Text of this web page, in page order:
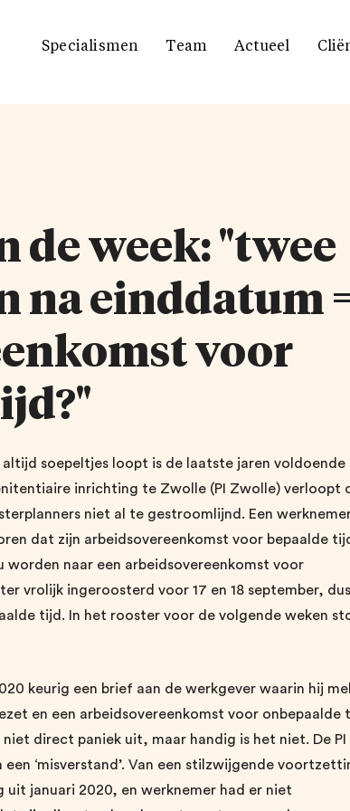
Specialismen Team Actueel
de week: "twee
na einddatum
voor
soepeltjes loopt is de laatste jaren voldoende
inrichting te Zwolle (PI Zwolle) verloopt
niet al te gestroomlijnd. Een
dat zijn arbeidsovereenkomst voor bepaalde
naar een arbeidsovereenkomst voor
vrolijk ingeroosterd voor 17 en 18 september,
tijd. In het rooster voor de volgende weken
keurig een brief aan de werkgever waarin hij
en een arbeidsovereenkomst voor onbepaalde
direct paniek uit, maar handig is het niet. De
‘misverstand’. Van een stilzwijgende
januari 2020, en werknemer had er niet